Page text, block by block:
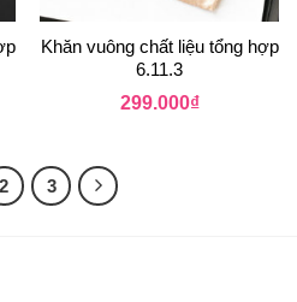
Khăn vuông chất liệu tổng hợp
6.11.3
299.000₫
2 3